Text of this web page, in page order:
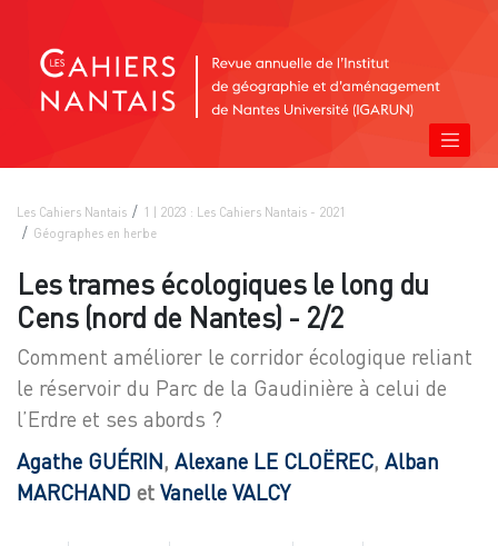
Les Cahiers Nantais
1 | 2023 : Les Cahiers Nantais - 2021
Géographes en herbe
Les trames écologiques le long du
Cens (nord de Nantes) - 2/2
Comment améliorer le corridor écologique reliant
le réservoir du Parc de la Gaudinière à celui de
l’Erdre et ses abords ?
Agathe GUÉRIN, Alexane LE CLOËREC, Alban
MARCHAND et Vanelle VALCY